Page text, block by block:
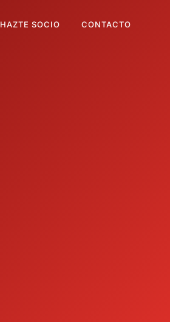
HAZTE SOCIO CONTACTO